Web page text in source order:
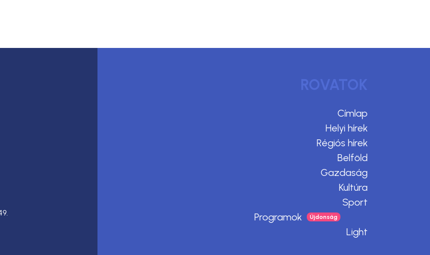
ROVATOK
Címlap
Helyi hírek
Régiós hírek
Belföld
Gazdaság
Kultúra
Sport
Programok
Light